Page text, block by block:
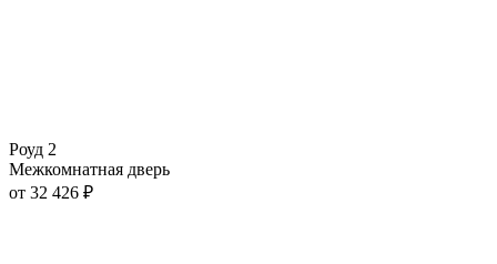
Роуд 2
Межкомнатная дверь
от 32 426 ₽